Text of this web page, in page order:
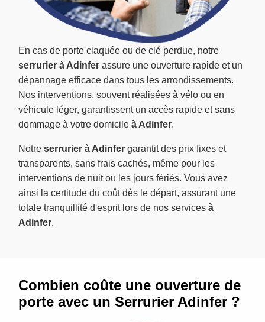
En cas de porte claquée ou de clé perdue, notre
serrurier à Adinfer assure une ouverture rapide et un
dépannage efficace dans tous les arrondissements.
Nos interventions, souvent réalisées à vélo ou en
véhicule léger, garantissent un accès rapide et sans
dommage à votre domicile à Adinfer.
Notre serrurier à Adinfer garantit des prix fixes et
transparents, sans frais cachés, même pour les
interventions de nuit ou les jours fériés. Vous avez
ainsi la certitude du coût dès le départ, assurant une
totale tranquillité d'esprit lors de nos services à
Adinfer.
Combien coûte une ouverture de
porte avec un Serrurier Adinfer ?